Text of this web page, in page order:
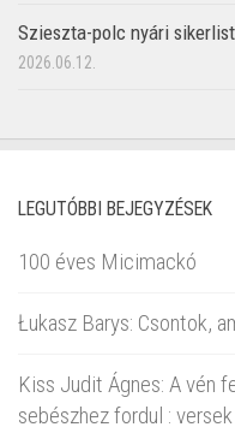
Szieszta-polc nyári
2026.06.12.
LEGUTÓBBI BEJEGYZÉSEK
100 éves Micimackó
Łukasz Barys: Csontok,
Kiss Judit Ágnes: A vén
sebészhez fordul : versek